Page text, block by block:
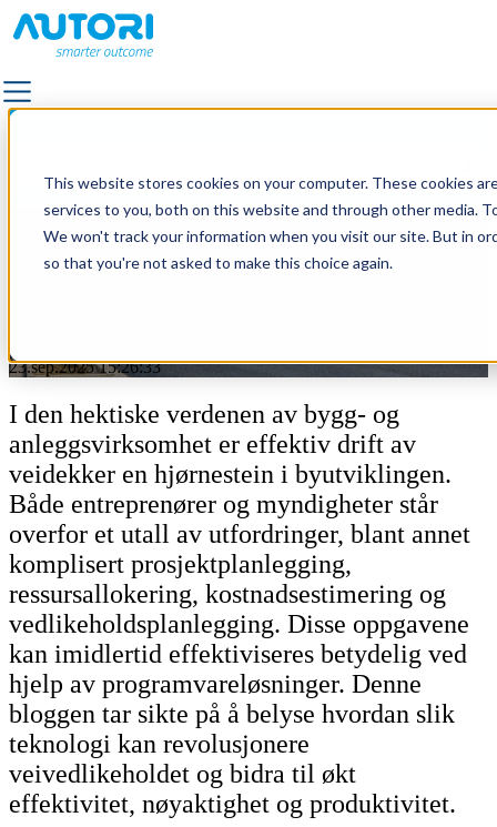
This website stores cookies on your computer. These cookies
services to you, both on this website and through other media.
We won't track your information when you visit our site. But in
so that you're not asked to make this choice again.
ALLE LØSNINGER
FORTAU
FASILITETSTJENSTER OG FORVALTNING AV
VEDLIKEHOLD AV STRØMNETTET
UTENDØRSBELYSNING
VEIMERKING
KUNDER
KUNDER
TRANSPORT
ELEKRTOTEKNIKK
FOTOGRAFERING
VEIVEDLIKEHOLD
VEIBYGGING
STADSPLANERING
KVALITETSSTYRNING
ENERGI
MYNDIGHETER
5 gode grunner til å bruke
23.sep.2025 15:26:33
I den hektiske verdenen av bygg- og
anleggsvirksomhet er effektiv drift av
veidekker en hjørnestein i byutviklingen.
Både entreprenører og myndigheter står
overfor et utall av utfordringer, blant annet
komplisert prosjektplanlegging,
ressursallokering, kostnadsestimering og
vedlikeholdsplanlegging. Disse oppgavene
kan imidlertid effektiviseres betydelig ved
hjelp av programvareløsninger. Denne
bloggen tar sikte på å belyse hvordan slik
teknologi kan revolusjonere
veivedlikeholdet og bidra til økt
effektivitet, nøyaktighet og produktivitet.